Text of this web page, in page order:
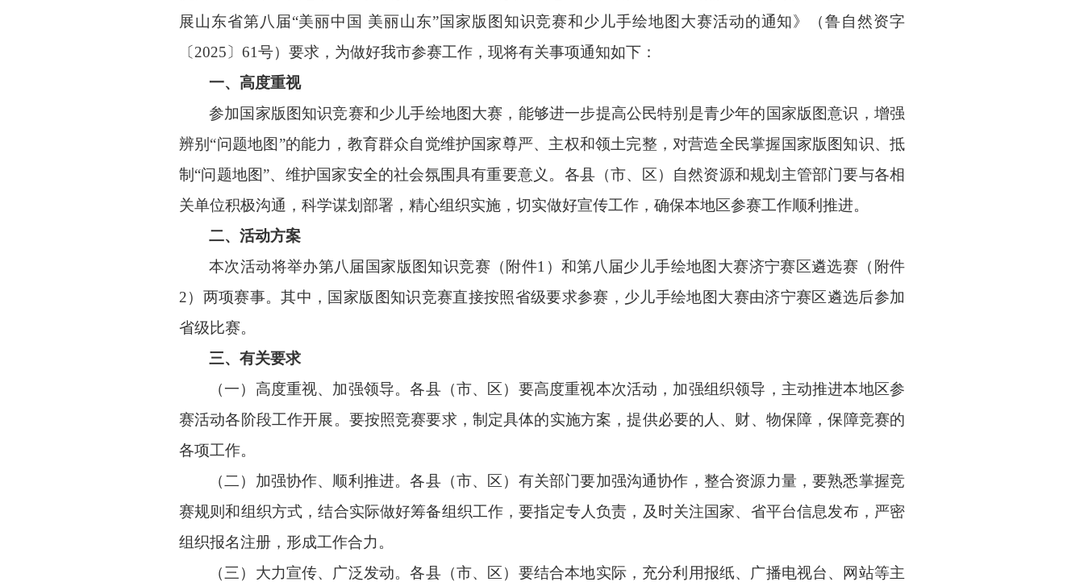
展山东省第八届“美丽中国 美丽山东”国家版图知识竞赛和少儿手绘地图大赛活动的通知》（鲁自然资字
〔 2025 〕 61号）要求，为做好我市参赛工作，现将有关事项通知如下：
一、 高度重视
参加国家版图知识竞赛和少儿手绘地图大赛，能够进一步提高公民特别是青少年的国家版图意识，增强
辨别 “问题地图”的能力，教育群众自觉维护国家尊严、主权和领土完整，对营造全民掌握国家版图知识、抵
制“问题地图”、维护国家安全的社会氛围具有重要意义。各县（市、区）自然资源和规划主管部门要与各相
关单位积极沟通，科学谋划部署，精心组织实施，切实做好宣传工作，确保本地区参赛工作顺利推进。
二、 活动方案
本次活动将举办第八届国家版图知识竞赛（附件1 ）和第八届少儿手绘地图大赛济宁赛区遴选赛（附件
2）两项赛事。其中，国家版图知识竞赛直接按照省级要求参赛，少儿手绘地图大赛由济宁赛区遴选后参加
省级比赛。
三、有关要求
（一） 高度重视、加强领导。各县（市、区）要高度重视本次活动，加强组织领导，主动推进本地区参
赛活动各阶段工作开展。要按照竞赛要求，制定具体的实施方案，提供必要的人、财、物保障，保障竞赛的
各项工作。
（二）加强协作、顺利推进。各县（市、区）有关部门要加强沟通协作，整合资源力量，要熟悉掌握竞
赛规则和组织方式，结合实际做好筹备组织工作，要指定专人负责，及时关注国家、省平台信息发布，严密
组织报名注册，形成工作合力。
（三）大力宣传、广泛发动。各县（市、区）要结合本地实际，充分利用报纸、广播电视台、网站等主